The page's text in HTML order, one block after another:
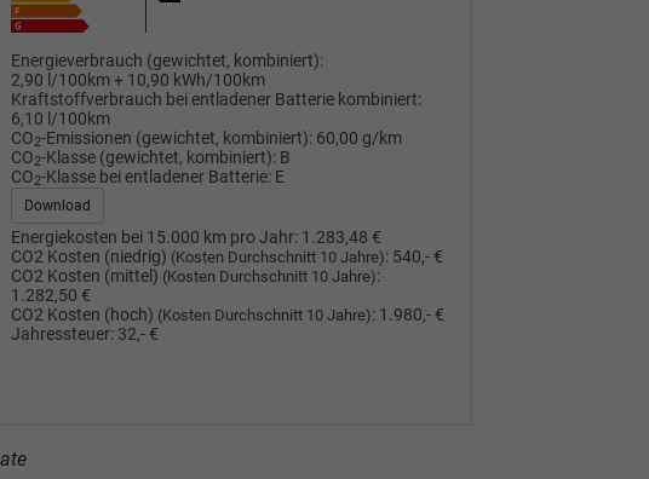
Energieverbrauch (gewichtet, kombiniert):
2,90 l/100km + 10,90 kWh/100km
Kraftstoffverbrauch bei entladener Batterie kombiniert:
6,10 l/100km
CO2-Emissionen (gewichtet, kombiniert): 60,00 g/km
CO2-Klasse (gewichtet, kombiniert): B
CO2-Klasse bei entladener Batterie: E
Download
Energiekosten bei 15.000 km pro Jahr: 1.283,48 €
CO2 Kosten (niedrig) (Kosten Durchschnitt 10 Jahre): 540,- €
CO2 Kosten (mittel) (Kosten Durchschnitt 10 Jahre):
1.282,50 €
CO2 Kosten (hoch) (Kosten Durchschnitt 10 Jahre): 1.980,- €
Jahressteuer: 32,- €